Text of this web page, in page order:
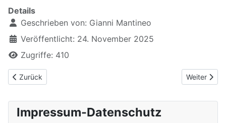
Details
Geschrieben von: Gianni Mantineo
Veröffentlicht: 24. November 2025
Zugriffe: 410
Vorheriger Beitrag: Die Bilder vom Spiel TSV Weilheim an der
Zurück Nächster
Weiter
Impressum-Datenschutz